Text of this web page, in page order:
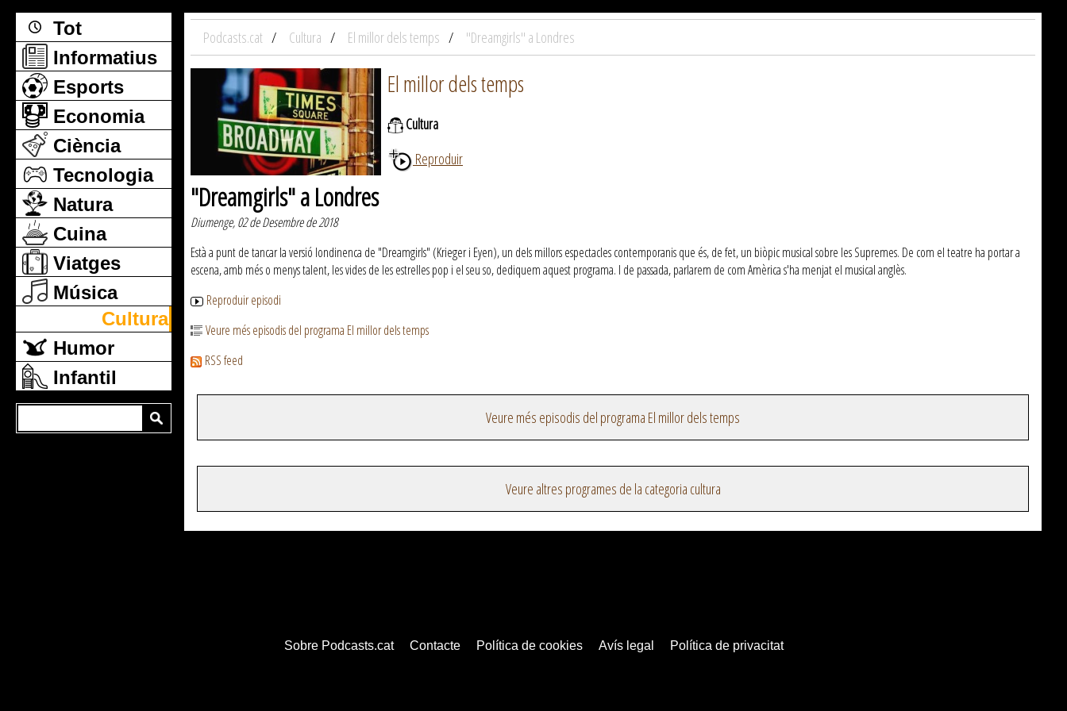
Tot
Informatius
Esports
Economia
Ciència
Tecnologia
Natura
Cuina
Viatges
Música
Cultura
Humor
Infantil
Podcasts.cat Cultura El millor dels temps "Dreamgirls" a Londres
El millor dels temps
Cultura
Reproduir
"Dreamgirls" a Londres
Diumenge, 02 de Desembre de 2018
Està a punt de tancar la versió londinenca de "Dreamgirls" (Krieger i Eyen), un dels millors espectacles contemporanis que és, de fet, un biòpic musical sobre les Supremes. De com el teatre ha portar a
escena, amb més o menys talent, les vides de les estrelles pop i el seu so, dediquem aquest programa. I de passada, parlarem de com Amèrica s'ha menjat el musical anglès.
Reproduir episodi
Veure més episodis del programa El millor dels temps
RSS feed
Veure més episodis del programa El millor dels temps
Veure altres programes de la categoria cultura
Sobre Podcasts.cat Contacte Política de cookies Avís legal Política de privacitat